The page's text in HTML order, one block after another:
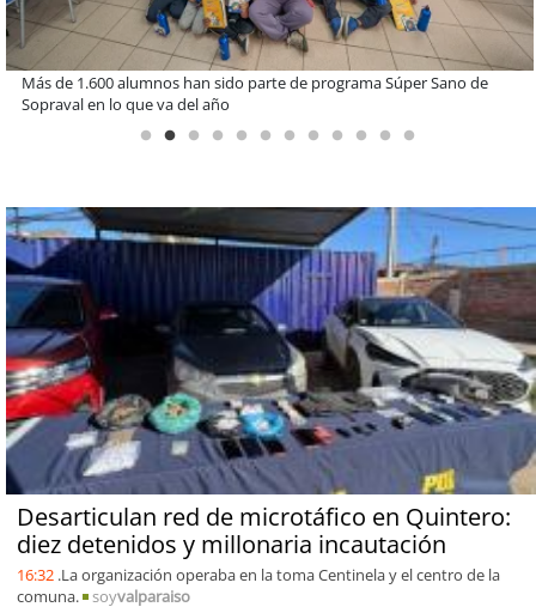
Estudiantes de la UCN desarrollan tecnología para modernizar la
operación de Ultraport Coquimbo
Desarticulan red de microtáfico en Quintero:
diez detenidos y millonaria incautación
16:32 .La organización operaba en la toma Centinela y el centro de la
comuna.
soyvalparaiso